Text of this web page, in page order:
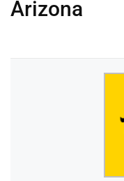
Arizona